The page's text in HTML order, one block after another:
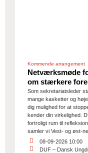
Kommende arrangement
Netværksmøde
om stærkere
Som sekretariatsleder
mange kasketter og
dig mulighed for at
kender din virkelighed.
fortroligt rum til
samler vi Vest- og øst-
08-09-2026 10:00
DUF – Dansk